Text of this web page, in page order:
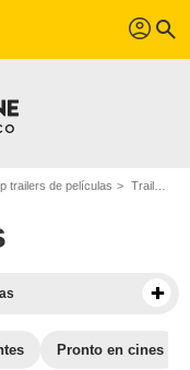
profil search
trailers de películas Trailers que no te puedes perder - Página 4
Pronto en cines